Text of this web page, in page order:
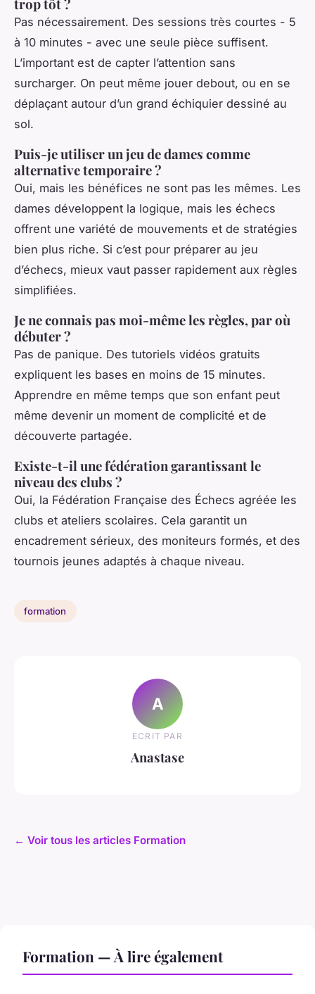
trop tôt ?
Pas nécessairement. Des sessions très courtes - 5
à 10 minutes - avec une seule pièce suffisent.
L’important est de capter l’attention sans
surcharger. On peut même jouer debout, ou en se
déplaçant autour d’un grand échiquier dessiné au
sol.
Puis-je utiliser un jeu de dames comme
alternative temporaire ?
Oui, mais les bénéfices ne sont pas les mêmes. Les
dames développent la logique, mais les échecs
offrent une variété de mouvements et de stratégies
bien plus riche. Si c’est pour préparer au jeu
d’échecs, mieux vaut passer rapidement aux règles
simplifiées.
Je ne connais pas moi-même les règles, par où
débuter ?
Pas de panique. Des tutoriels vidéos gratuits
expliquent les bases en moins de 15 minutes.
Apprendre en même temps que son enfant peut
même devenir un moment de complicité et de
découverte partagée.
Existe-t-il une fédération garantissant le
niveau des clubs ?
Oui, la Fédération Française des Échecs agréée les
clubs et ateliers scolaires. Cela garantit un
encadrement sérieux, des moniteurs formés, et des
tournois jeunes adaptés à chaque niveau.
formation
A
ECRIT PAR
Anastase
← Voir tous les articles Formation
Formation — À lire également